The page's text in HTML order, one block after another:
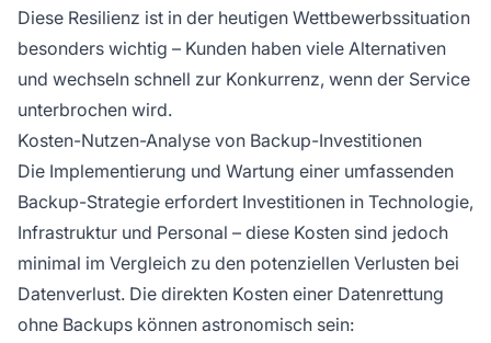
Diese Resilienz ist in der heutigen Wettbewerbssituation
besonders wichtig – Kunden haben viele Alternativen
und wechseln schnell zur Konkurrenz, wenn der Service
unterbrochen wird.
Kosten-Nutzen-Analyse von Backup-Investitionen
Die Implementierung und Wartung einer umfassenden
Backup-Strategie erfordert Investitionen in Technologie,
Infrastruktur und Personal – diese Kosten sind jedoch
minimal im Vergleich zu den potenziellen Verlusten bei
Datenverlust. Die direkten Kosten einer Datenrettung
ohne Backups können astronomisch sein: